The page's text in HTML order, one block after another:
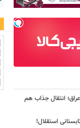
انتقال جذاب هم
استقلال!